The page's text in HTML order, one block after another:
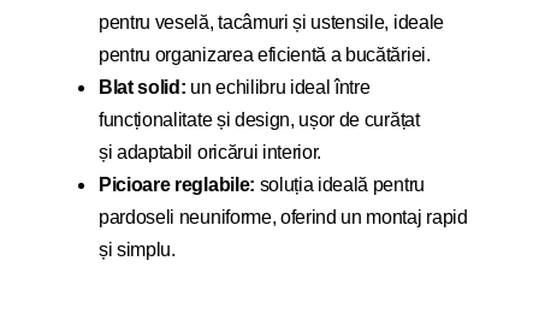
pentru veselă, tacâmuri și ustensile, ideale
pentru organizarea eficientă a bucătăriei.
Blat solid: un echilibru ideal între
funcționalitate și design, ușor de curățat
și adaptabil oricărui interior.
Picioare reglabile: soluția ideală pentru
pardoseli neuniforme, oferind un montaj rapid
și simplu.